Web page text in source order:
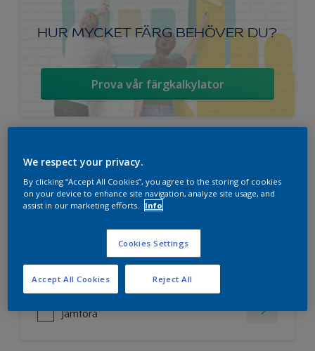
HUR MYCKET FÄRG BEHÖVER DU?
Prova vår färgkalkylator
Nordsjö Ambiance Superfinish Matt
snickerifärg
Helmatt
Tvättbar
Jämföra
We respect your privacy.
By clicking “Accept All Cookies”, you agree to the storing of cookies
on your device to enhance site navigation, analyze site usage, and
assist in our marketing efforts.
Info
Cookies Settings
Reject All
Accept All Cookies